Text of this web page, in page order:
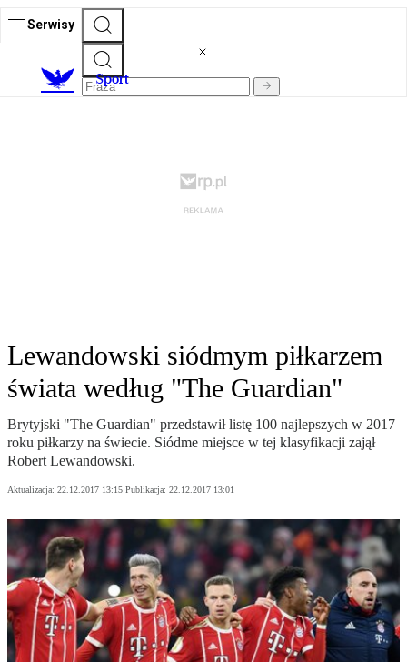
Serwisy
Sport
Lewandowski siódmym piłkarzem
świata według "The Guardian"
Brytyjski "The Guardian" przedstawił listę 100 najlepszych w 2017
roku piłkarzy na świecie. Siódme miejsce w tej klasyfikacji zajął
Robert Lewandowski.
Aktualizacja: 22.12.2017 13:15 Publikacja: 22.12.2017 13:01